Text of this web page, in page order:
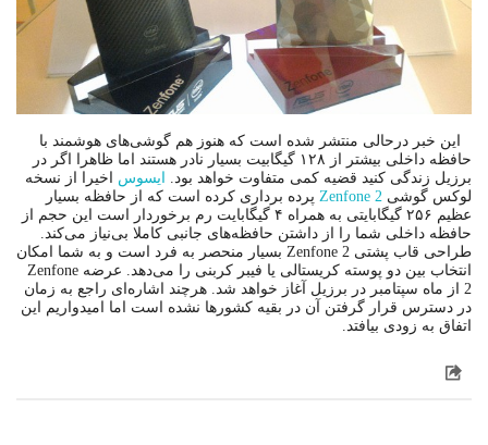
این خبر درحالی منتشر شده است که هنوز هم گوشی‌های هوشمند با
حافظه داخلی بیشتر از ۱۲۸ گیگابیت بسیار نادر هستند اما ظاهرا اگر در
برزیل زندگی کنید قضیه کمی متفاوت خواهد بود.
ایسوس اخیرا از نسخه
لوکس گوشی Zenfone 2 پرده برداری کرده است که از حافظه بسیار
عظیم ۲۵۶ گیگابایتی به همراه ۴ گیگابایت رم برخوردار است این حجم از
حافظه داخلی شما را از داشتن حافظه‌های جانبی کاملا بی‌نیاز می‌کند.
طراحی قاب پشتی Zenfone 2 بسیار منحصر به فرد است و به شما امکان
انتخاب بین دو پوسته کریستالی یا فیبر کربنی را می‌دهد. عرضه Zenfone
2 از ماه سپتامبر در برزیل آغاز خواهد شد. هرچند اشاره‌ای راجع به زمان
در دسترس قرار گرفتن آن در بقیه کشورها نشده است اما امیدواریم این
اتفاق به زودی بیافتد.